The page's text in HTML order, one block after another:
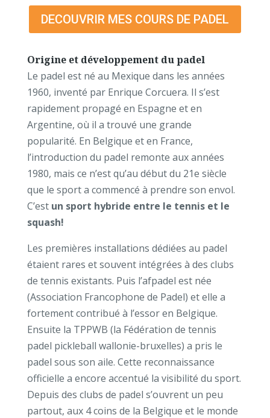
DECOUVRIR MES COURS DE PADEL
Origine et développement du padel
Le padel est né au Mexique dans les années
1960, inventé par Enrique Corcuera. Il s’est
rapidement propagé en Espagne et en
Argentine, où il a trouvé une grande
popularité. En Belgique et en France,
l’introduction du padel remonte aux années
1980, mais ce n’est qu’au début du 21e siècle
que le sport a commencé à prendre son envol.
C’estun sport hybride entre le tennis et le
squash!
Les premières installations dédiées au padel
étaient rares et souvent intégrées à des clubs
de tennis existants. Puis l’afpadel est née
(Association Francophone de Padel) et elle a
fortement contribué à l’essor en Belgique.
Ensuite la TPPWB (la Fédération de tennis
padel pickleball wallonie-bruxelles) a pris le
padel sous son aile. Cette reconnaissance
officielle a encore accentué la visibilité du sport.
Depuis des clubs de padel s’ouvrent un peu
partout, aux 4 coins de la Belgique et le monde